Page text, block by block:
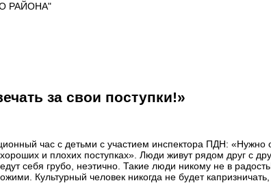
РАЙОНА"
за свои поступки!»
час с детьми с участием инспектора ПДН: «Нужно
и плохих поступках». Люди живут рядом друг с
себя грубо, неэтично. Такие люди никому не в
Культурный человек никогда не будет